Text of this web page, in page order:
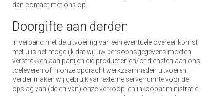
dan contact met ons op.
Doorgifte aan derden
In verband met de uitvoering van een eventuele overeenkomst
met u is het mogelijk dat wij uw persoonsgegevens moeten
verstrekken aan partijen die producten en/of diensten aan ons
toeleveren of in onze opdracht werkzaamheden uitvoeren.
Verder maken wij gebruik van externe serverruimte voor de
opslag van (delen van) onze verkoop- en inkoopadministratie,